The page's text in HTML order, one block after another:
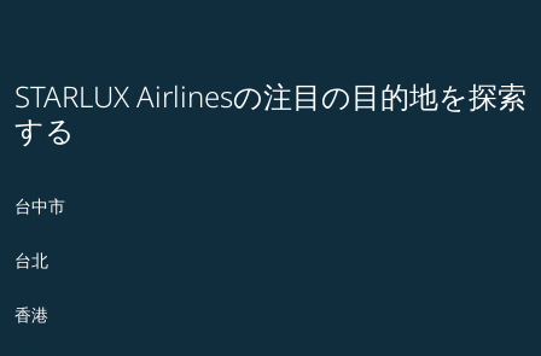
STARLUX Airlinesの注目の目的地を探索
する
台中市
台北
香港